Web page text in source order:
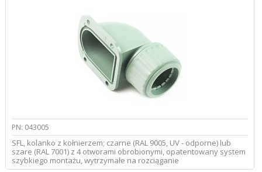
PN: 043005
SFL, kolanko z kołnierzem; czarne (RAL 9005, UV - odporne) lub
szare (RAL 7001) z 4 otworami obrobionymi, opatentowany system
szybkiego montażu, wytrzymałe na rozciąganie